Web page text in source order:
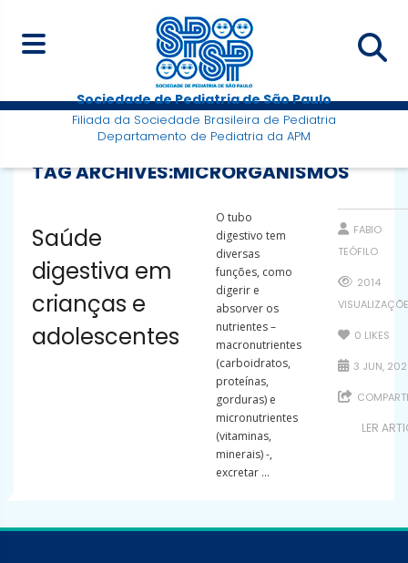
Sociedade de Pediatria de São Paulo
Filiada da Sociedade Brasileira de Pediatria
Departamento de Pediatria da APM
TAG ARCHIVES:MICRORGANISMOS
Saúde
digestiva em
crianças e
adolescentes
O tubo
digestivo tem
diversas
funções, como
digerir e
absorver os
nutrientes –
macronutrientes
(carboidratos,
proteínas,
gorduras) e
micronutrientes
(vitaminas,
minerais) -,
excretar ...
FABIO
TEÓFILO
2014
0 LIKES
3 JUN,
LER